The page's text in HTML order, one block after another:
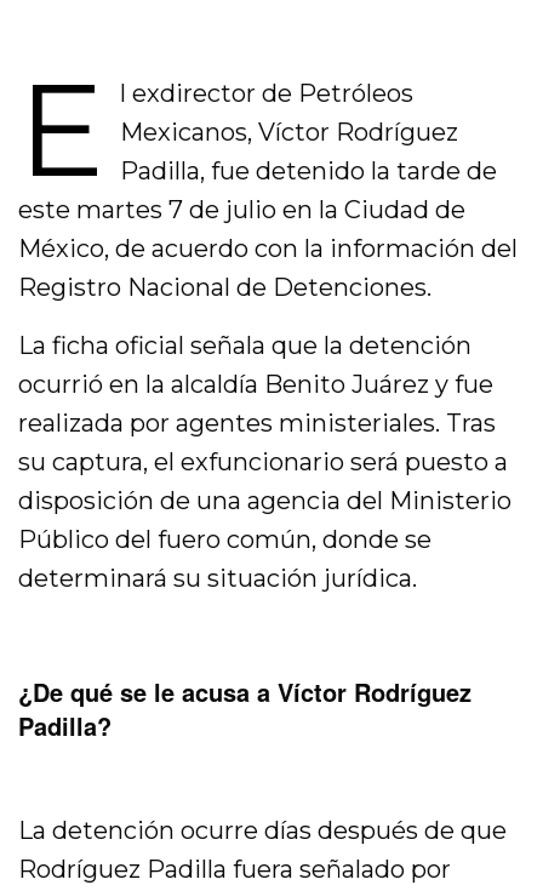
E
l exdirector de Petróleos
Mexicanos, Víctor Rodríguez
Padilla, fue detenido la tarde de
este martes 7 de julio en la Ciudad de
México, de acuerdo con la información del
Registro Nacional de Detenciones.
La ficha oficial señala que la detención
ocurrió en la alcaldía Benito Juárez y fue
realizada por agentes ministeriales. Tras
su captura, el exfuncionario será puesto a
disposición de una agencia del Ministerio
Público del fuero común, donde se
determinará su situación jurídica.
¿De qué se le acusa a Víctor Rodríguez
Padilla?
La detención ocurre días después de que
Rodríguez Padilla fuera señalado por